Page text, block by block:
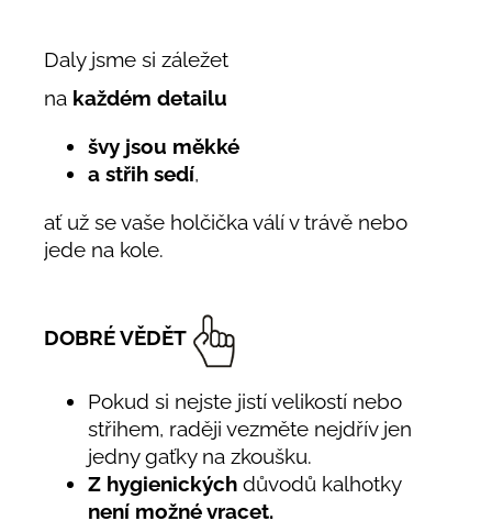
Daly jsme si záležet
na každém detailu
švy jsou měkké
a střih sedí,
ať už se vaše holčička válí v trávě nebo
jede na kole.
DOBRÉ VĚDĚT
Pokud si nejste jistí velikostí nebo
střihem, raději vezměte nejdřív jen
jedny gaťky na zkoušku.
Z hygienických důvodů kalhotky
není možné vracet.